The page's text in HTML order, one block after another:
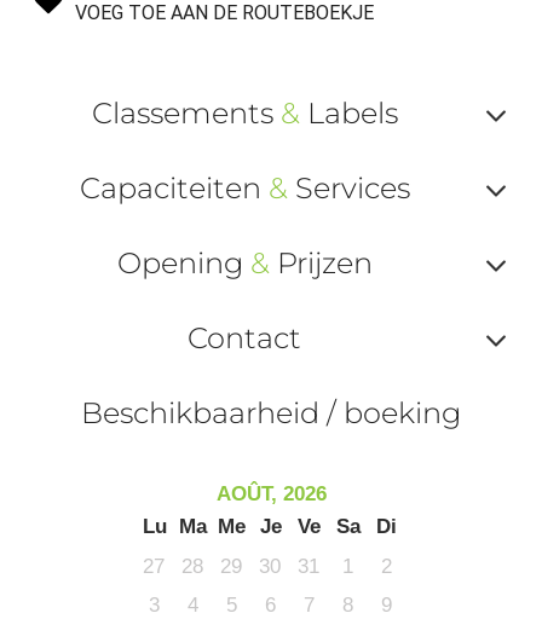
VOEG TOE AAN DE ROUTEBOEKJE
Classements &Labels
ou
Capaciteiten &Services
ou
Opening &Prijzen
ou
Contact
Beschikbaarheid / boeking
AOÛT, 2026
Lu
Ma Me Je Ve Sa
Di
27
28 29 30 31 1
2
3
4 5 6 7 8
9